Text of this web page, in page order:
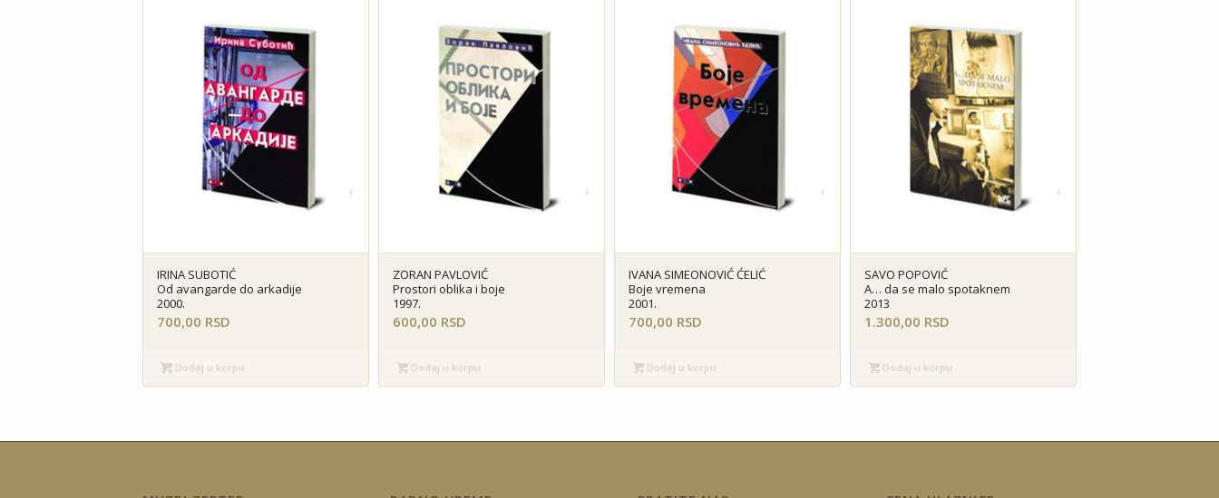
IRINA SUBOTIĆ
Od avangarde do arkadije
2000.
700,00 RSD
Dodaj u korpu
ZORAN PAVLOVIĆ
Prostori oblika i boje
1997.
600,00 RSD
Dodaj u korpu
IVANA SIMEONOVIĆ ĆELIĆ
Boje vremena
2001.
700,00 RSD
Dodaj u korpu
SAVO POPOVIĆ
A… da se malo spotaknem
2013
1.300,00 RSD
Dodaj u korpu